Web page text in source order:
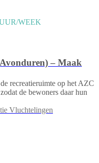
WEEK
– Maak
recreatieruimte op het AZC
de bewoners daar hun
Vluchtelingen